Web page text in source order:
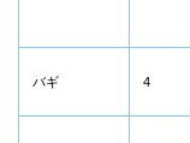
バギ 4